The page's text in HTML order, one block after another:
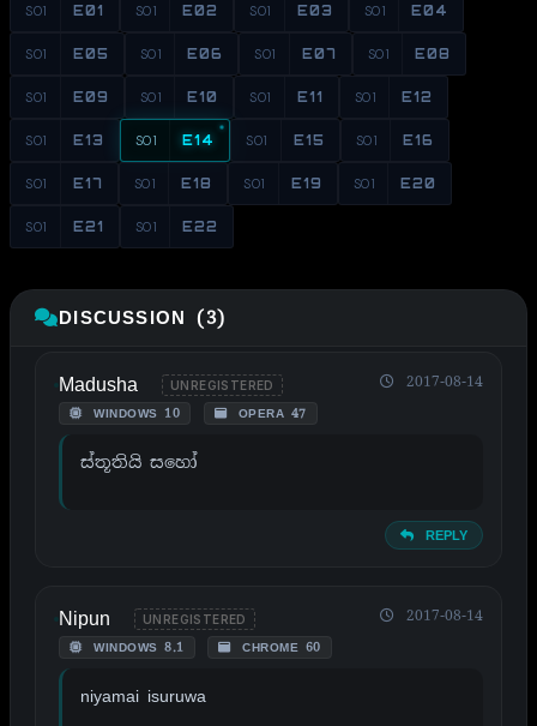
S01 E01 S01 E02 S01 E03 S01 E04
S01 E05 S01 E06 S01 E07 S01 E08
S01 E09 S01 E10 S01 E11 S01 E12
S01 E13 S01 E14 S01 E15 S01 E16
S01 E17 S01 E18 S01 E19 S01 E20
S01 E21 S01 E22
DISCUSSION (3)
Madusha UNREGISTERED
WINDOWS 10 OPERA 47
2017-08-14
ස්තූතියි සහෝ
REPLY
Nipun UNREGISTERED
WINDOWS 8.1 CHROME 60
2017-08-14
niyamai isuruwa